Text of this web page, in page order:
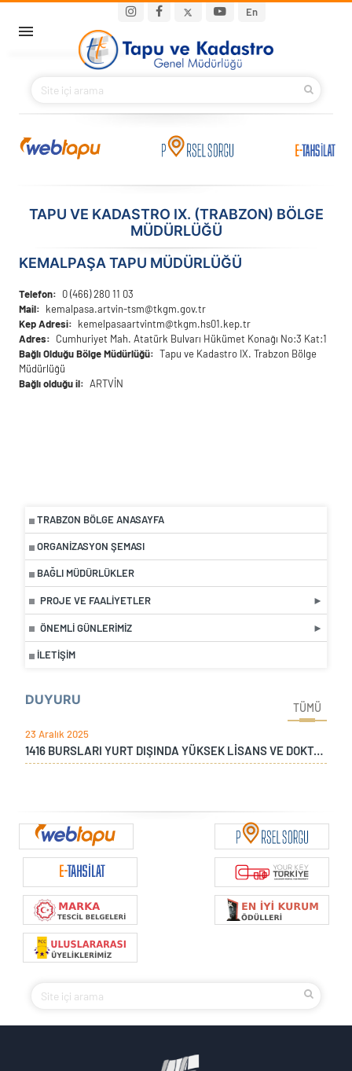
En
Main navigation
BAKANIMIZ
KURUMSAL
İLETIŞIM
S.S.S.
TAPU VE KADASTRO IX. (TRABZON) BÖLGE
MÜDÜRLÜĞÜ
TRABZON BÖLGE ANASAYFA
ORGANIZASYON ŞEMASI
BAĞLI MÜDÜRLÜKLER
PROJE VE FAALIYETLER
ÖNEMLI GÜNLERIMIZ
İLETIŞIM
DUYURU
TÜMÜ
23 Aralık 2025
1416 BURSLARI YURT DIŞINDA YÜKSEK LİSANS VE DOKTORA PROGRAMI
KEMALPAŞA TAPU MÜDÜRLÜĞÜ
Telefon
0 (466) 280 11 03
Mail
kemalpasa.artvin-tsm@tkgm.gov.tr
Kep Adresi
kemelpasaartvintm@tkgm.hs01.kep.tr
Adres
Cumhuriyet Mah. Atatürk Bulvarı Hükümet Konağı No:3 Kat:1
Bağlı Olduğu Bölge Müdürlüğü
Tapu ve Kadastro IX. Trabzon Bölge
Müdürlüğü
Bağlı olduğu il
ARTVİN